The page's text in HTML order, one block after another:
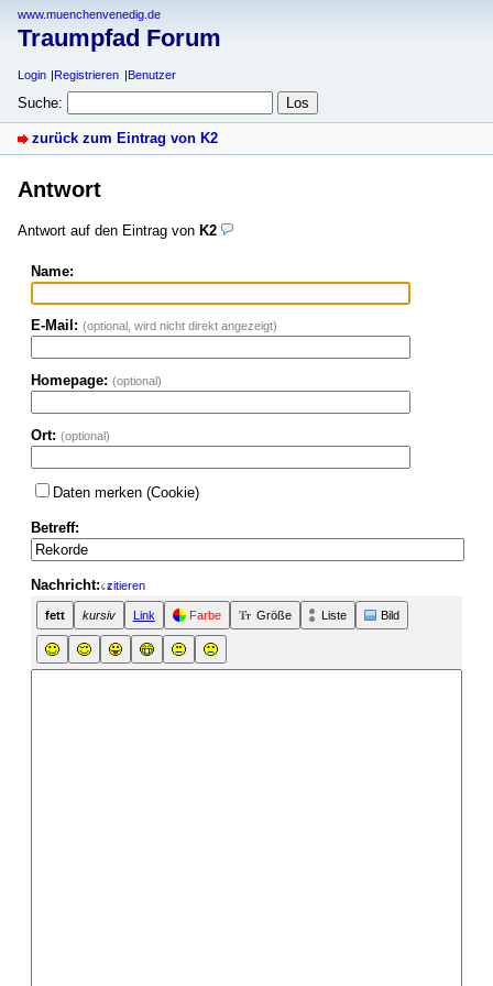
www.muenchenvenedig.de
Traumpfad Forum
Login Registrieren Benutzer
Suche:
zurück zum Eintrag von K2
Antwort
Antwort auf den Eintrag von K2
Name:
E-Mail: (optional, wird nicht direkt angezeigt)
Homepage: (optional)
Ort: (optional)
Daten merken (Cookie)
Betreff:
Nachricht: zitieren
fett kursiv Link Farbe Größe Liste Bild